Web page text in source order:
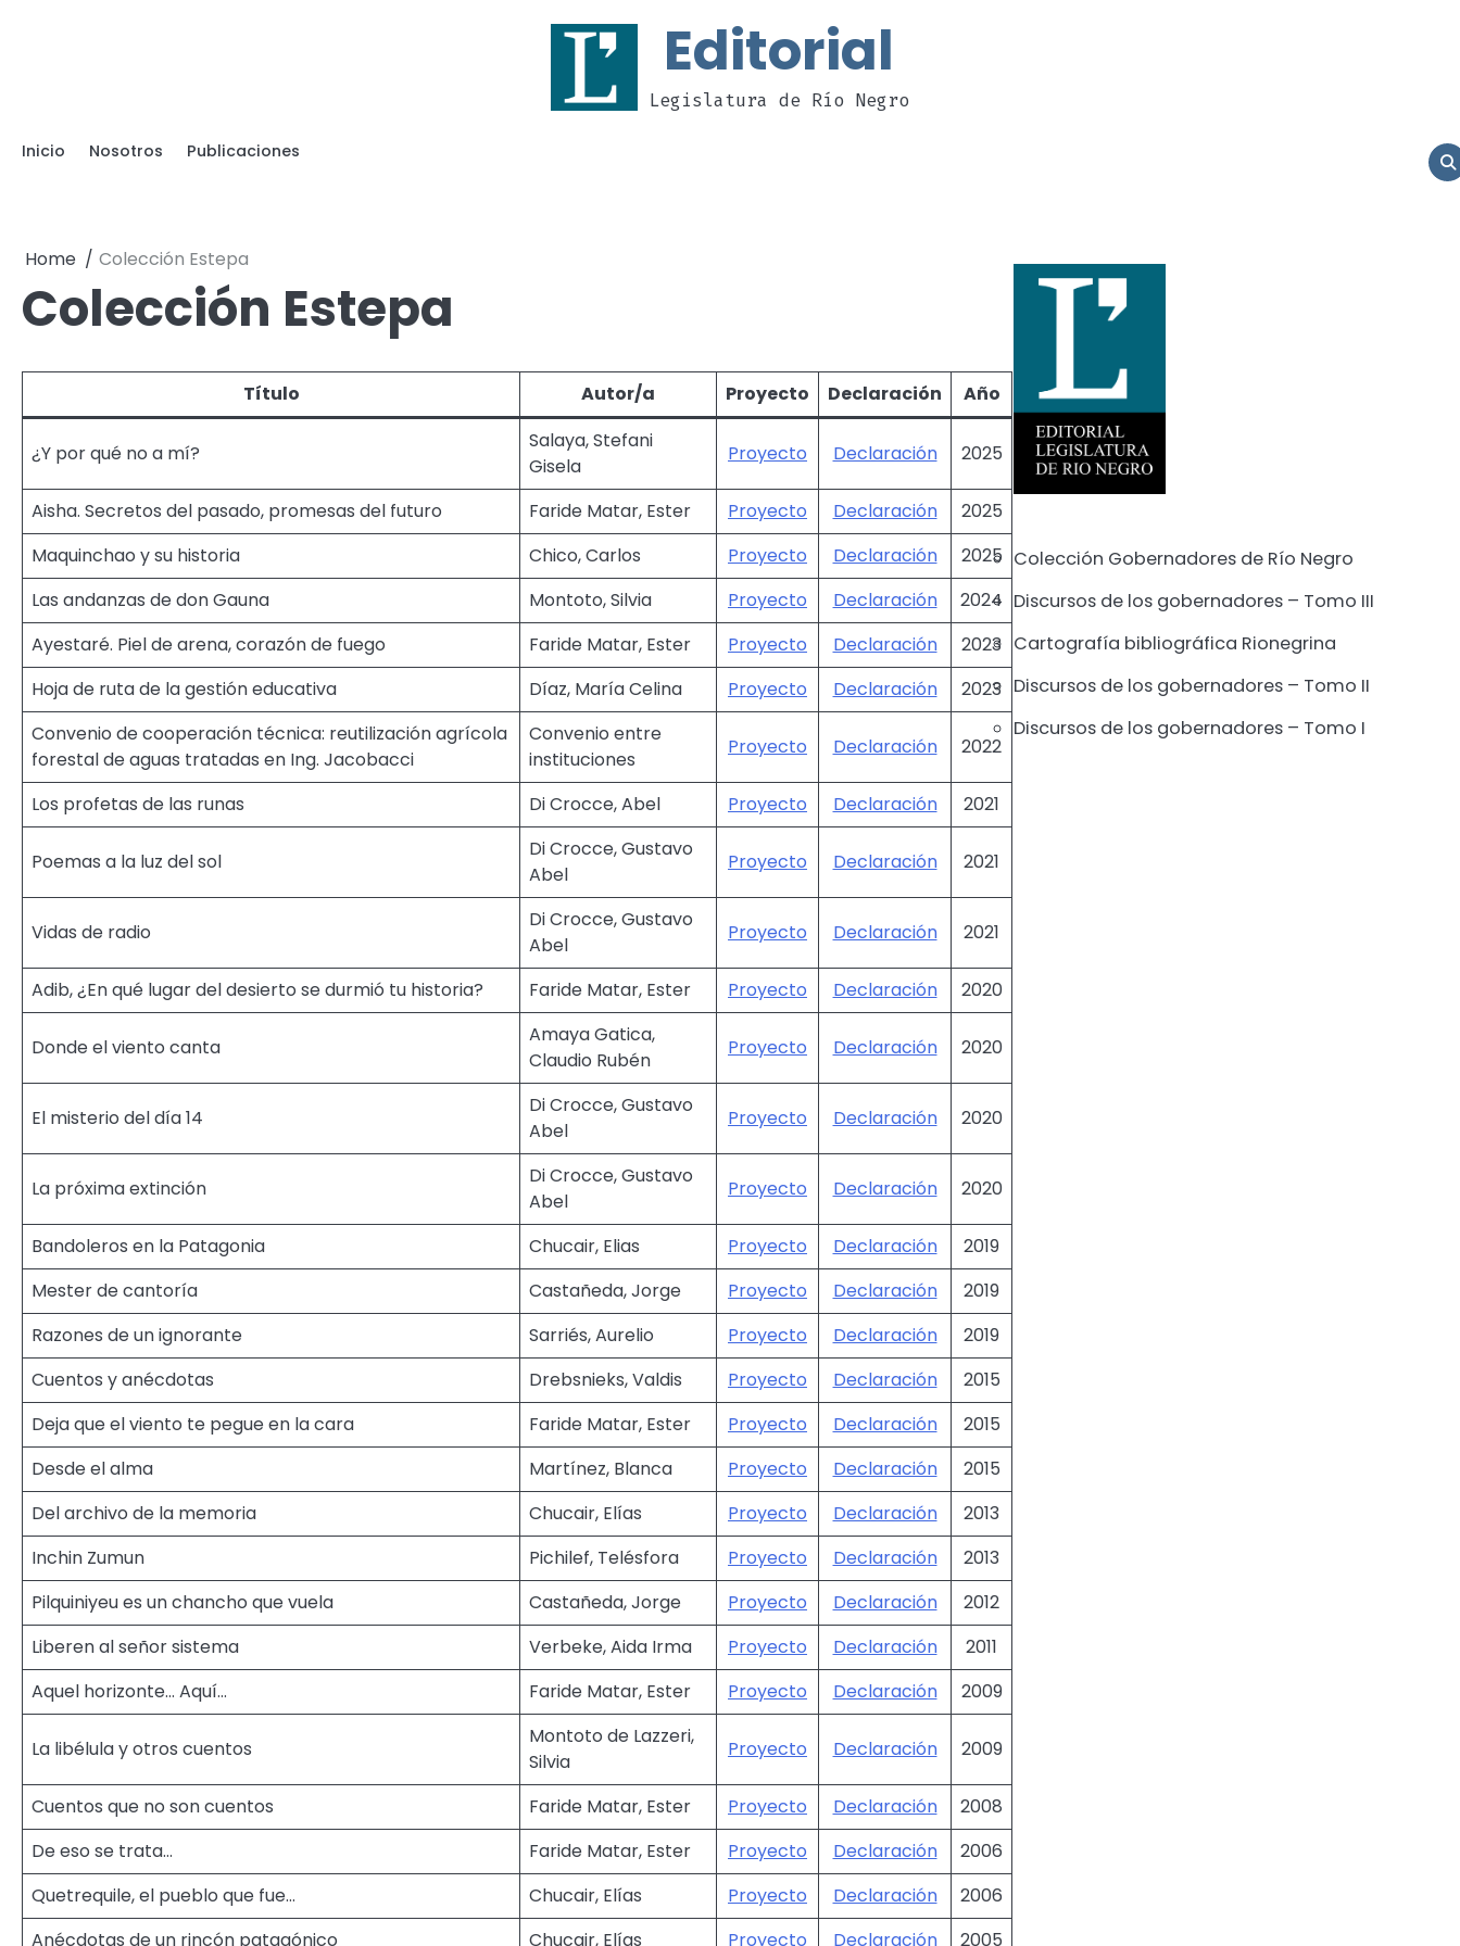
Editorial
Legislatura de Río Negro
Inicio Nosotros Publicaciones
Home Colección Estepa
Colección Estepa
Título Autor/a Proyecto Declaración Año
¿Y por qué no a mí?
Salaya, Stefani
Gisela
Proyecto Declaración 2025
Aisha. Secretos del pasado, promesas del futuro Faride Matar, Ester Proyecto Declaración
2025
Maquinchao y su historia
Chico, Carlos Proyecto Declaración
2025
Las andanzas de don Gauna
Montoto, Silvia Proyecto Declaración
2024
Ayestaré. Piel de arena, corazón de fuego
Faride Matar, Ester Proyecto Declaración
2023
Hoja de ruta de la gestión educativa
Díaz, María Celina Proyecto Declaración
2023
Convenio de cooperación técnica: reutilización agrícola
forestal de aguas tratadas en Ing. Jacobacci
Convenio entre
instituciones
Proyecto Declaración 2022
Los profetas de las runas Di Crocce, Abel Proyecto Declaración 2021
Poemas a la luz del sol
Di Crocce, Gustavo
Abel
Proyecto Declaración 2021
Vidas de radio
Di Crocce, Gustavo
Abel
Proyecto Declaración 2021
Adib, ¿En qué lugar del desierto se durmió tu historia? Faride Matar, Ester Proyecto Declaración 2020
Donde el viento canta
Amaya Gatica,
Claudio Rubén
Proyecto Declaración 2020
El misterio del día 14
Di Crocce, Gustavo
Abel
Proyecto Declaración 2020
La próxima extinción
Di Crocce, Gustavo
Abel
Proyecto Declaración 2020
Bandoleros en la Patagonia Chucair, Elias Proyecto Declaración
2019
Mester de cantoría
Castañeda, Jorge Proyecto Declaración
2019
Razones de un ignorante
Sarriés, Aurelio Proyecto Declaración
2019
Cuentos y anécdotas
Drebsnieks, Valdis Proyecto Declaración
2015
Deja que el viento te pegue en la cara
Faride Matar, Ester Proyecto Declaración
2015
Desde el alma
Martínez, Blanca Proyecto Declaración
2015
Del archivo de la memoria
Chucair, Elías Proyecto Declaración
2013
Inchin Zumun
Pichilef, Telésfora Proyecto Declaración
2013
Pilquiniyeu es un chancho que vuela
Castañeda, Jorge Proyecto Declaración
2012
Liberen al señor sistema
Verbeke, Aida Irma Proyecto Declaración
2011
Aquel horizonte… Aquí…
Faride Matar, Ester Proyecto Declaración 2009
La libélula y otros cuentos
Montoto de Lazzeri,
Silvia
Proyecto Declaración 2009
Cuentos que no son cuentos Faride Matar, Ester Proyecto Declaración
2008
De eso se trata…
Faride Matar, Ester Proyecto Declaración
2006
Quetrequile, el pueblo que fue…
Chucair, Elías Proyecto Declaración
2006
Anécdotas de un rincón patagónico
Chucair, Elías Proyecto Declaración 2005
Colección Gobernadores de Río Negro
Discursos de los gobernadores – Tomo III
Cartografía bibliográfica Rionegrina
Discursos de los gobernadores – Tomo II
Discursos de los gobernadores – Tomo I